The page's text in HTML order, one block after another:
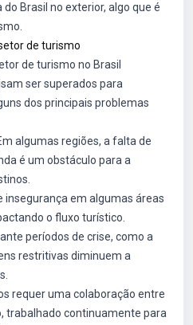
Brasil no exterior, algo que é
de turismo
de turismo no Brasil
ser superados para
dos principais problemas
algumas regiões, a falta de
é um obstáculo para a
insegurança em algumas áreas
o fluxo turístico.
períodos de crise, como a
restritivas diminuem a
requer uma colaboração entre
trabalhado continuamente para